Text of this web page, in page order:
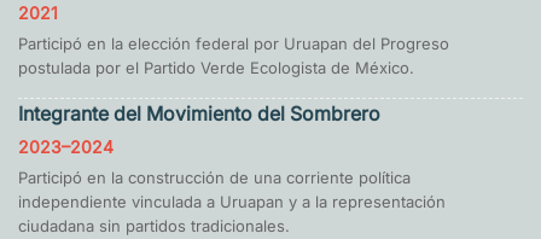
2021
Participó en la elección federal por Uruapan del Progreso
postulada por el Partido Verde Ecologista de México.
Integrante del Movimiento del Sombrero
2023–2024
Participó en la construcción de una corriente política
independiente vinculada a Uruapan y a la representación
ciudadana sin partidos tradicionales.